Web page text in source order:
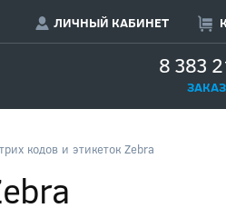
ЛИЧНЫЙ КАБИНЕТ
8 383
кодов и этикеток Zebra